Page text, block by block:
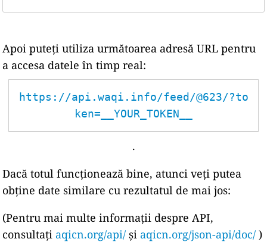
Apoi puteți utiliza următoarea adresă URL pentru
a accesa datele în timp real:
https://api.waqi.info/feed/@623/?to
ken=__YOUR_TOKEN__
.
Dacă totul funcționează bine, atunci veți putea
obține date similare cu rezultatul de mai jos:
(Pentru mai multe informații despre API,
consultați aqicn.org/api/ și aqicn.org/json-api/doc/ )